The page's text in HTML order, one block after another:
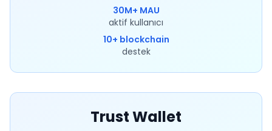
30M+ MAU
aktif kullanıcı
10+ blockchain
destek
Trust Wallet